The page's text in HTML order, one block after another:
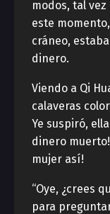
modos, tal
este
cráneo,
dinero.
Viendo a Qi
calaveras
Ye suspiró,
dinero
mujer así!
“Oye, ¿crees
para